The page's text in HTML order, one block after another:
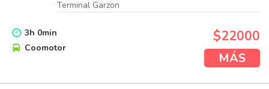
Terminal Garzon
3h 0min
Coomotor
$22000
MÁS